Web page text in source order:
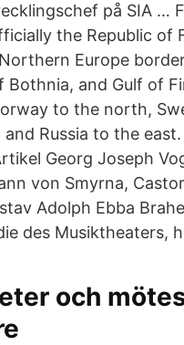
på SIA …
the Republic of
Europe
Bothnia, and Gulf of
to the north,
Russia to the
Georg Joseph
von Smyrna,
Adolph Ebba
des Musiktheaters,
och